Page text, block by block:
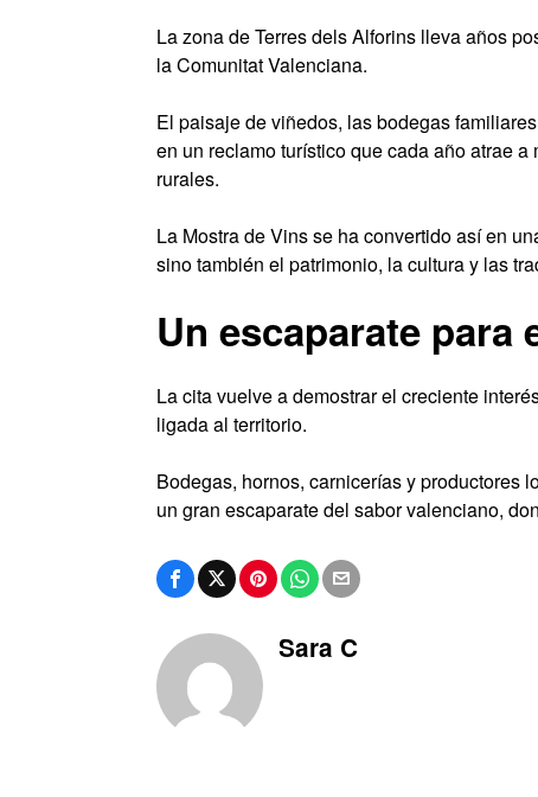
La zona de Terres dels Alforins lleva años
la Comunitat Valenciana.
El paisaje de viñedos, las bodegas
en un reclamo turístico que cada año atrae
rurales.
La Mostra de Vins se ha convertido así en
sino también el patrimonio, la cultura y las
Un escaparate para
La cita vuelve a demostrar el creciente
ligada al territorio.
Bodegas, hornos, carnicerías y productores
un gran escaparate del sabor valenciano,
Sara C